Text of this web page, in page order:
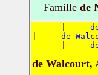
Famille de
      |-----
|-----de
      |-----
de Walcourt,